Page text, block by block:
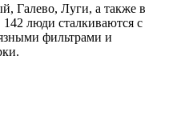
Галево, Луги, а также в
142 люди сталкиваются с
фильтрами и